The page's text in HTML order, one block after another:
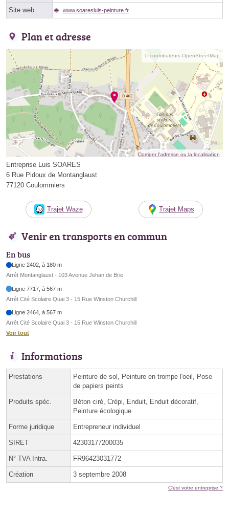
Site web www.soaresluis-peinture.fr
Plan et adresse
© contributeurs OpenStreetMap
Corriger l’adresse ou la localisation
Entreprise Luis SOARES
6 Rue Pidoux de Montanglaust
77120 Coulommiers
Trajet Waze Trajet Maps
Venir en transports en commun
En bus
Ligne 2402, à 180 m
Arrêt Montanglaust - 103 Avenue Jehan de Brie
Ligne 7717, à 567 m
Arrêt Cité Scolaire Quai 3 - 15 Rue Winston Churchill
Ligne 2464, à 567 m
Arrêt Cité Scolaire Quai 3 - 15 Rue Winston Churchill
Voir tout
Informations
Prestations
Peinture de sol, Peinture en trompe l'oeil, Pose
de papiers peints
Produits spéc.
Béton ciré, Crépi, Enduit, Enduit décoratif,
Peinture écologique
Forme juridique Entrepreneur individuel
SIRET 42303177200035
N° TVA Intra. FR96423031772
Création 3 septembre 2008
C'est votre entreprise ?